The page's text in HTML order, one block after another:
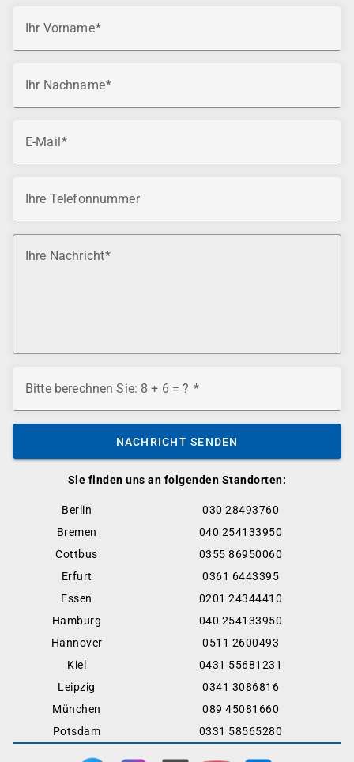
Sie finden uns an folgenden Standorten:
Berlin
030 28493760
Bremen
040 254133950
Cottbus
0355 86950060
Erfurt
0361 6443395
Essen
0201 24344410
Hamburg
040 254133950
Hannover
0511 2600493
Kiel
0431 55681231
Leipzig
0341 3086816
München
089 45081660
Potsdam
0331 58565280
Ihr Vorname
Ihr Nachname
E-Mail
Ihre Telefonnummer
Ihre Nachricht
Bitte berechnen Sie: 8 + 6 = ?
NACHRICHT SENDEN